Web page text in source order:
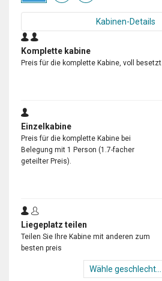
Kabinen-Details
Komplette kabine
Preis für die komplette Kabine, voll besetzt.
Einzelkabine
Preis für die komplette Kabine bei
Belegung mit 1 Person (1.7-facher
geteilter Preis).
Liegeplatz teilen
Teilen Sie Ihre Kabine mit anderen zum
besten preis